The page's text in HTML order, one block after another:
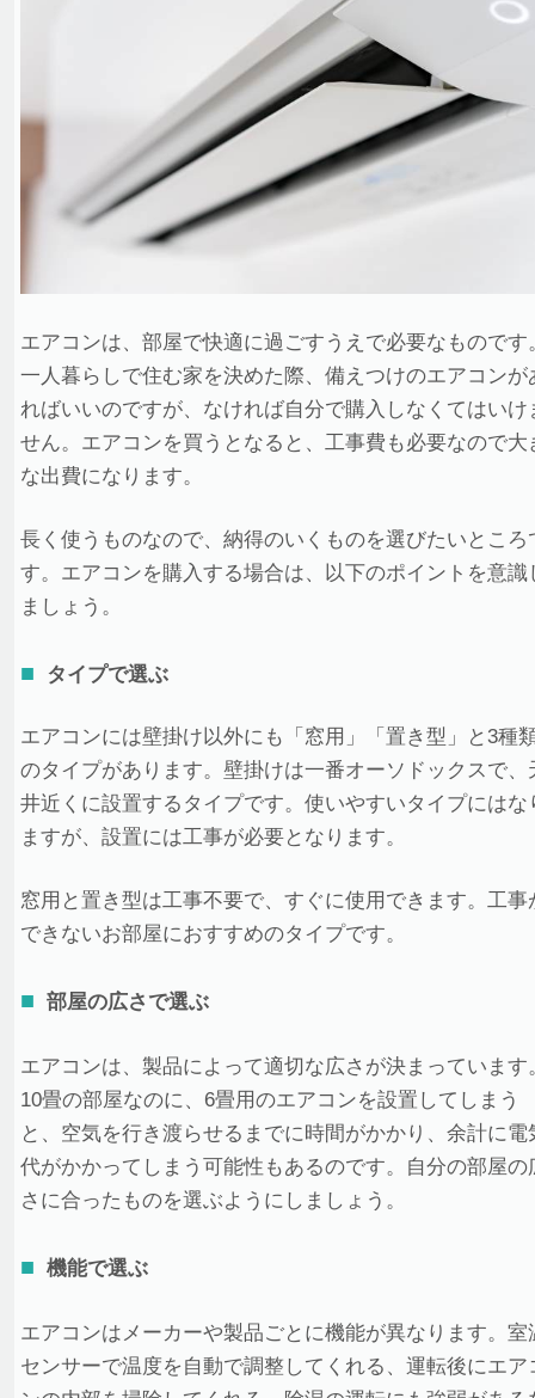
エアコンは、部屋で快適に過ごすうえで必要なものです
一人暮らしで住む家を決めた際、備えつけのエアコンが
ればいいのですが、なければ自分で購入しなくてはいけ
せん。エアコンを買うとなると、工事費も必要なので大
な出費になります。
長く使うものなので、納得のいくものを選びたいところ
す。エアコンを購入する場合は、以下のポイントを意識
ましょう。
タイプで選ぶ
エアコンには壁掛け以外にも「窓用」「置き型」と3種
のタイプがあります。壁掛けは一番オーソドックスで、
井近くに設置するタイプです。使いやすいタイプにはな
ますが、設置には工事が必要となります。
窓用と置き型は工事不要で、すぐに使用できます。工事
できないお部屋におすすめのタイプです。
部屋の広さで選ぶ
エアコンは、製品によって適切な広さが決まっています
10畳の部屋なのに、6畳用のエアコンを設置してしまう
と、空気を行き渡らせるまでに時間がかかり、余計に電
代がかかってしまう可能性もあるのです。自分の部屋の
さに合ったものを選ぶようにしましょう。
機能で選ぶ
エアコンはメーカーや製品ごとに機能が異なります。室
センサーで温度を自動で調整してくれる、運転後にエア